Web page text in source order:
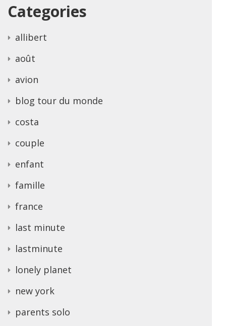
Categories
allibert
août
avion
blog tour du monde
costa
couple
enfant
famille
france
last minute
lastminute
lonely planet
new york
parents solo